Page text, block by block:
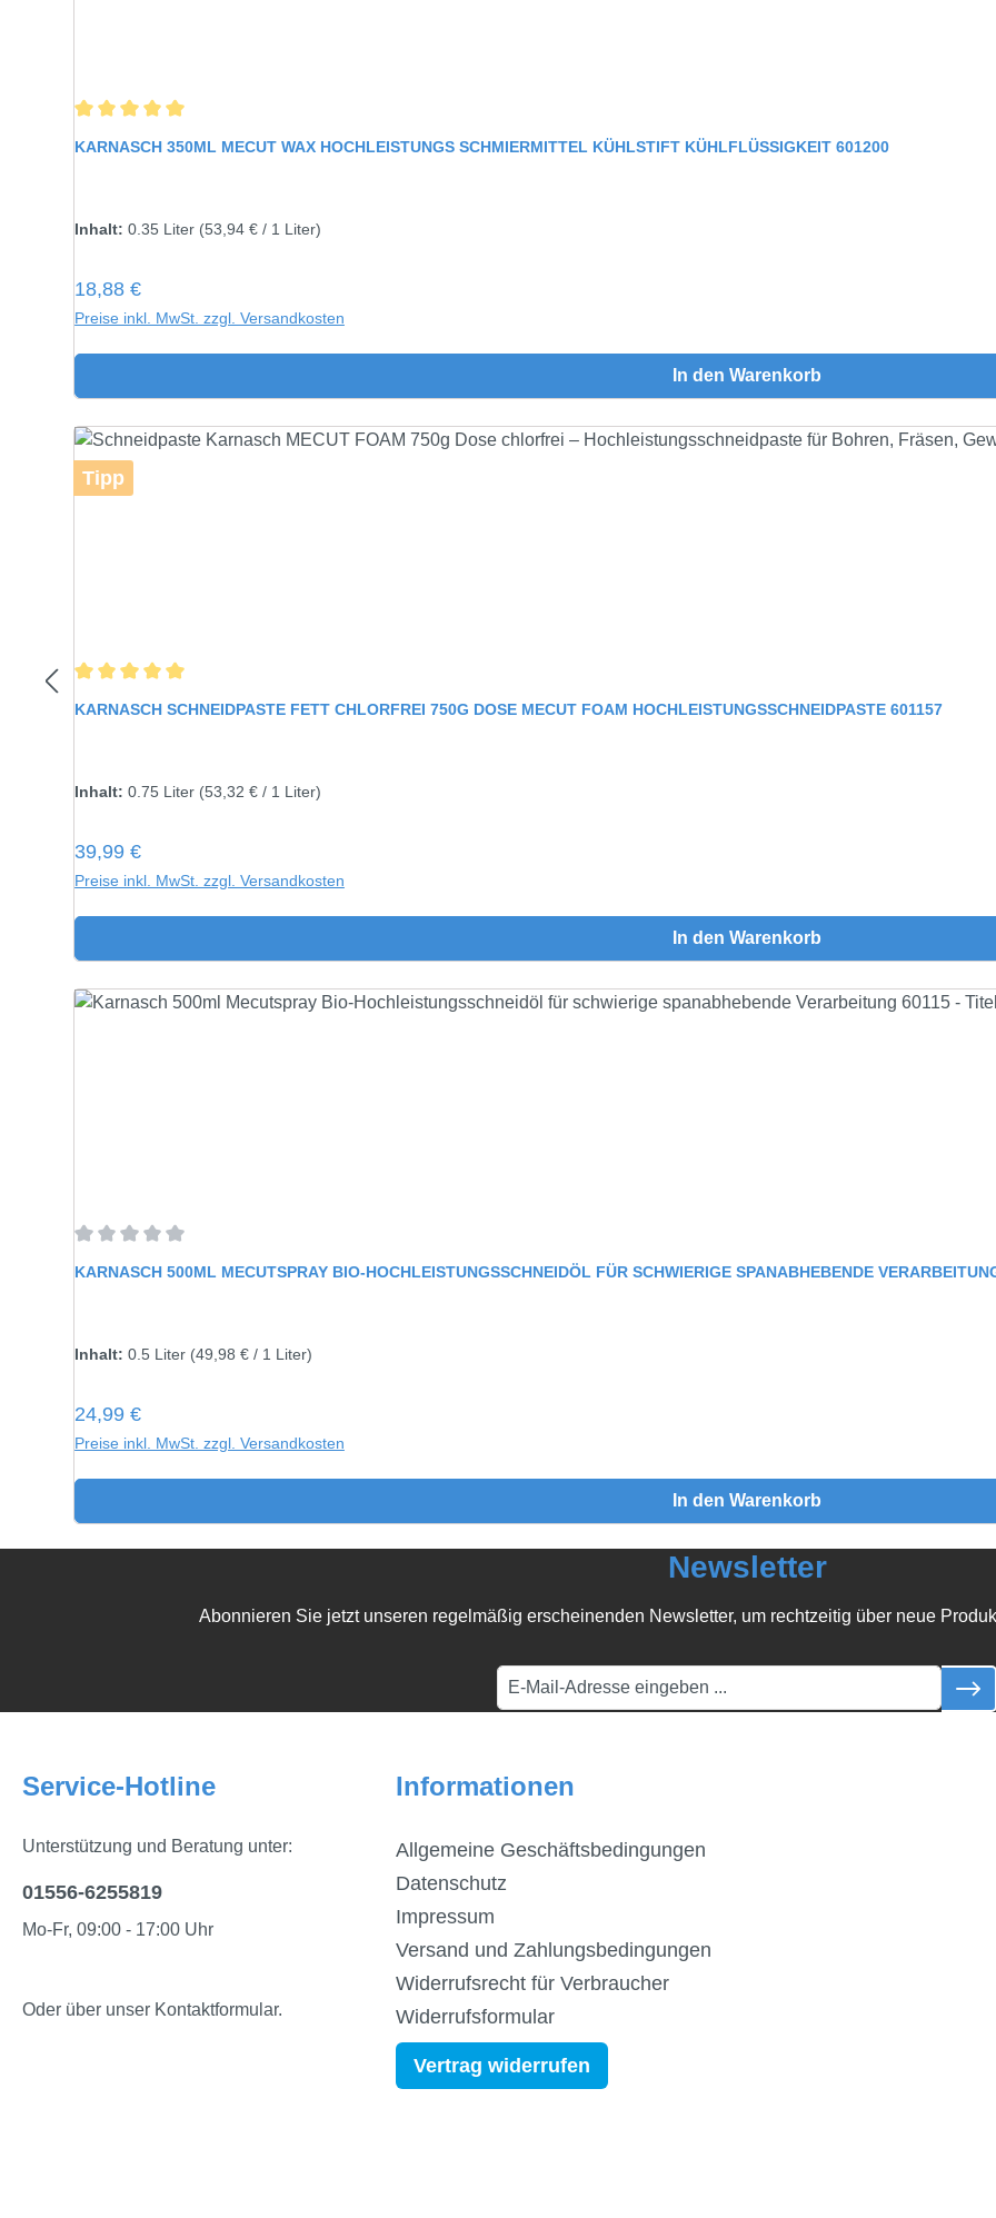
KARNASCH 350ML MECUT WAX HOCHLEISTUNGS SCHMIERMITTEL KÜHLSTIFT KÜHLFLÜSSIGKEIT 601200
Inhalt: 0.35 Liter (53,94 € / 1 Liter)
Regulärer Preis:
18,88 €
Preise inkl. MwSt. zzgl. Versandkosten
In den Warenkorb
Tipp
KARNASCH SCHNEIDPASTE FETT CHLORFREI 750G DOSE MECUT FOAM HOCHLEISTUNGSSCHNEIDPASTE 601157
Inhalt: 0.75 Liter (53,32 € / 1 Liter)
Regulärer Preis:
39,99 €
Preise inkl. MwSt. zzgl. Versandkosten
In den Warenkorb
KARNASCH 500ML MECUTSPRAY BIO-HOCHLEISTUNGSSCHNEIDÖL FÜR SCHWIERIGE SPANABHEBENDE
Inhalt: 0.5 Liter (49,98 € / 1 Liter)
Regulärer Preis:
24,99 €
Preise inkl. MwSt. zzgl. Versandkosten
In den Warenkorb
Newsletter
Abonnieren Sie jetzt unseren regelmäßig erscheinenden Newsletter, um rechtzeitig über neue
Service-Hotline
Unterstützung und Beratung unter:
01556-6255819
Mo-Fr, 09:00 - 17:00 Uhr
Oder über unser Kontaktformular.
Informationen
Allgemeine Geschäftsbedingungen
Datenschutz
Impressum
Versand und Zahlungsbedingungen
Widerrufsrecht für Verbraucher
Widerrufsformular
Vertrag widerrufen